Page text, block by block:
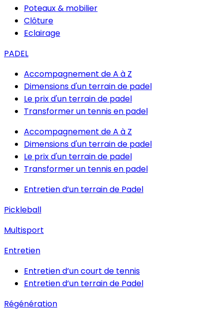
Poteaux & mobilier
Clôture
Eclairage
PADEL
Accompagnement de A à Z
Dimensions d'un terrain de padel
Le prix d'un terrain de padel
Transformer un tennis en padel
Accompagnement de A à Z
Dimensions d'un terrain de padel
Le prix d'un terrain de padel
Transformer un tennis en padel
Entretien d’un terrain de Padel
Pickleball
Multisport
Entretien
Entretien d’un court de tennis
Entretien d’un terrain de Padel
Régénération